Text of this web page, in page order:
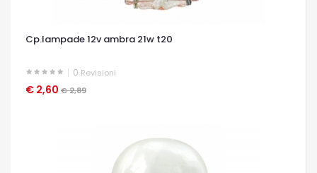
Cp.lampade 12v ambra 21w t20
0 Revisioni
€ 2,60 € 2,89
OCCHIATA VELOCE